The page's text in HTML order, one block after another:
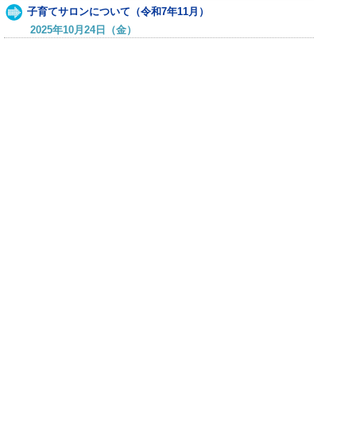
子育てサロンについて（令和7年11月）
2025年10月24日（金）